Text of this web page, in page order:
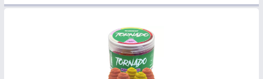
fárasztásához.
A modern monofil előkezsinórok kopásálló,
alacsony nyúlású anyagból készülnek, ami
stabil horogtartást és megbízható